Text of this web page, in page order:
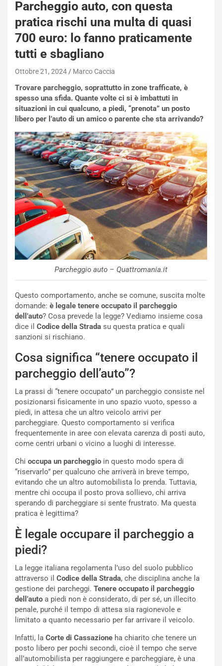
Parcheggio auto, con questa
pratica rischi una multa di quasi
700 euro: lo fanno praticamente
tutti e sbagliano
Ottobre 21, 2024 Marco Caccia
Trovare parcheggio, soprattutto in zone trafficate, è
spesso una sfida. Quante volte ci si è imbattuti in
situazioni in cui qualcuno, a piedi, “prenota” un posto
libero per l’auto di un amico o parente che sta arrivando?
Parcheggio auto – Quattromania.it
Questo comportamento, anche se comune, suscita molte
domande: è legale tenere occupato il parcheggio
dell’auto? Cosa prevede la legge? Vediamo insieme cosa
dice il Codice della Strada su questa pratica e quali
sanzioni si rischiano.
Cosa significa “tenere occupato il
parcheggio dell’auto”?
La prassi di “tenere occupato” un parcheggio consiste nel
posizionarsi fisicamente in uno spazio vuoto, spesso a
piedi, in attesa che un altro veicolo arrivi per
parcheggiare. Questo comportamento si verifica
frequentemente in aree con elevata carenza di posti auto,
come centri urbani o vicino a luoghi di interesse.
Chi occupa un parcheggio in questo modo spera di
“riservarlo” per qualcuno che arriverà in breve tempo,
evitando che un altro automobilista lo prenda. Tuttavia,
mentre chi occupa il posto prova sollievo, chi arriva
sperando di parcheggiare si sente frustrato. Ma questa
pratica è legittima?
È legale occupare il parcheggio a
piedi?
La legge italiana regolamenta l’uso del suolo pubblico
attraverso il Codice della Strada, che disciplina anche la
gestione dei parcheggi. Tenere occupato il parcheggio
dell’auto a piedi non è considerato, di per sé, un illecito
penale, purché il tempo di attesa sia ragionevole e
limitato a quanto necessario per far arrivare il veicolo.
Infatti, la Corte di Cassazione ha chiarito che tenere un
posto libero per pochi secondi, cioè il tempo che serve
all’automobilista per raggiungere e parcheggiare, è una
NOTIZIE
N
s
s
a
n
Q
a
s
h
q
a
e
P
O
W
R
S
a
b
s